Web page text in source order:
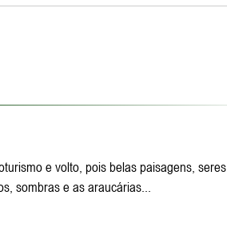
e volto, pois belas paisagens, seres
sombras e as araucárias...